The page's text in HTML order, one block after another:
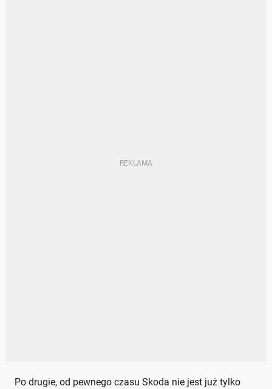
Po drugie, od pewnego czasu Skoda nie jest już tylko